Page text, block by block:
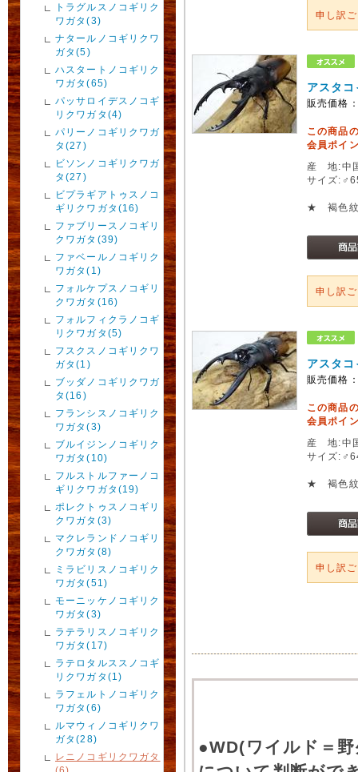
トラグルスノコギリク
ワガタ(3)
ナタールノコギリクワ
ガタ(5)
ハスタートノコギリク
ワガタ(65)
パッサロイデスノコギ
リクワガタ(4)
パリーノコギリクワガ
タ(27)
ビソンノコギリクワガ
タ(27)
ビプラギアトゥスノコ
ギリクワガタ(16)
ファブリースノコギリ
クワガタ(39)
ファベールノコギリク
ワガタ(1)
フォルケプスノコギリ
クワガタ(16)
フォルフィクラノコギ
リクワガタ(5)
フスクスノコギリクワ
ガタ(1)
ブッダノコギリクワガ
タ(16)
フランシスノコギリク
ワガタ(3)
ブルイジンノコギリク
ワガタ(10)
フルストルファーノコ
ギリクワガタ(19)
ポレクトゥスノコギリ
クワガタ(3)
マクレランドノコギリ
クワガタ(8)
ミラビリスノコギリク
ワガタ(51)
モーニッケノコギリク
ワガタ(3)
ラテラリスノコギリク
ワガタ(17)
ラテロタルススノコギ
リクワガタ(1)
ラフェルトノコギリク
ワガタ(6)
ルマウィノコギリクワ
ガタ(28)
レニノコギリクワガタ
申し訳
アスタ
販売価格
この商品
会員ポイ
産 地:中
サイズ
★ 褐色
申し訳
アスタ
販売価格
この商品
会員ポイ
産 地:中
サイズ
★ 褐色
申し訳
●WD(ワイルド＝